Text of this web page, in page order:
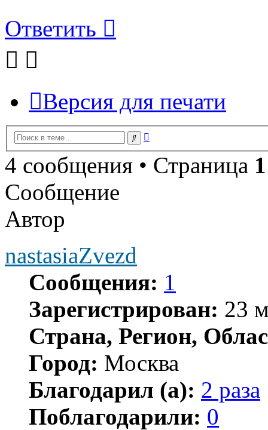
Ответить
Версия для печати
Поиск
4 сообщения • Страница 1
Сообщение
Автор
nastasiaZvezd
Сообщения: 1
Зарегистрирован: 23
Страна, Регион,
Город: Москва
Благодарил (а): 2 раза
Поблагодарили: 0